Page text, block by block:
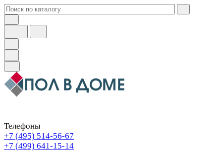
Телефоны
+7 (495) 514-56-67
+7 (499) 641-15-14